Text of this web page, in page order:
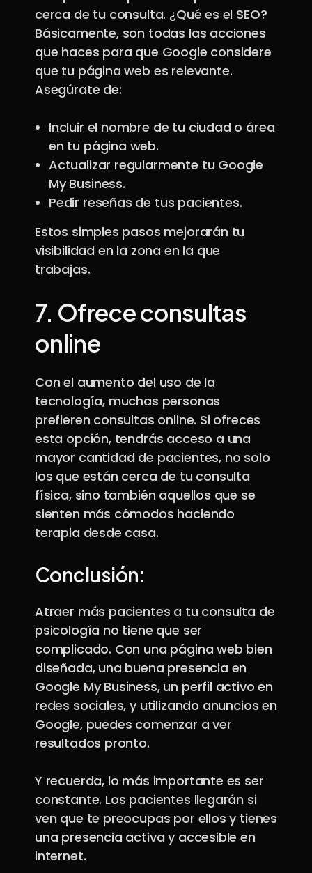
cerca de tu consulta. ¿Qué es el SEO?
Básicamente, son todas las acciones
que haces para que Google considere
que tu página web es relevante.
Asegúrate de:
Incluir el nombre de tu ciudad o área
en tu página web.
Actualizar regularmente tu Google
My Business.
Pedir reseñas de tus pacientes.
Estos simples pasos mejorarán tu
visibilidad en la zona en la que
trabajas.
7. Ofrece consultas
online
Con el aumento del uso de la
tecnología, muchas personas
prefieren consultas online. Si ofreces
esta opción, tendrás acceso a una
mayor cantidad de pacientes, no solo
los que están cerca de tu consulta
física, sino también aquellos que se
sienten más cómodos haciendo
terapia desde casa.
Conclusión:
Atraer más pacientes a tu consulta de
psicología no tiene que ser
complicado. Con una página web bien
diseñada, una buena presencia en
Google My Business, un perfil activo en
redes sociales, y utilizando anuncios en
Google, puedes comenzar a ver
resultados pronto.
Y recuerda, lo más importante es ser
constante. Los pacientes llegarán si
ven que te preocupas por ellos y tienes
una presencia activa y accesible en
internet.